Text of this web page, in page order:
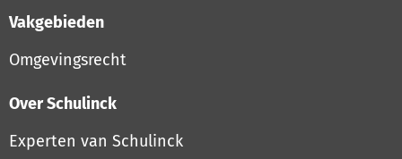
Vakgebieden
Omgevingsrecht
Over Schulinck
Experten van Schulinck